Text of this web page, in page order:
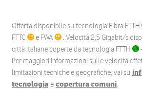
Offerta disponibile su tecnologia Fibra FTTH
FTTC
e FWA
. Velocità 2,5 Gigabit/s
città italiane coperte da tecnologia FTTH
Per maggiori informazioni sulle velocità
limitazioni tecniche e geografiche, vai su
tecnologia e copertura comuni.